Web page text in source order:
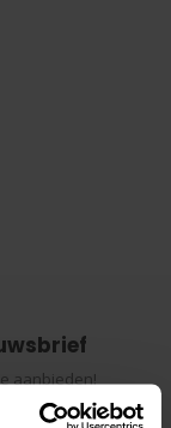
aanbieden!